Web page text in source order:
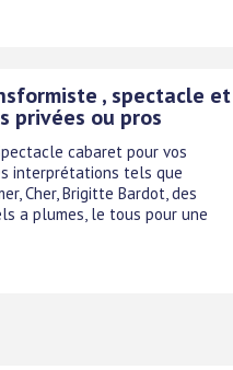
, spectacle et
privées ou pros
cabaret pour vos
interprétations tels que
Cher, Brigitte Bardot, des
a plumes, le tous pour une